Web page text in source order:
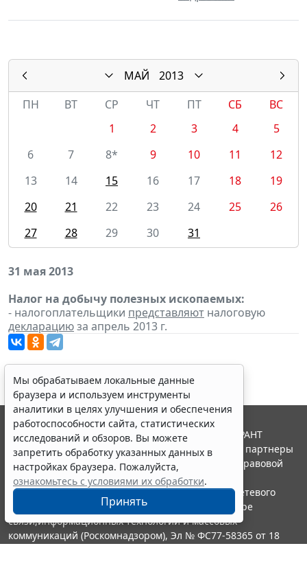
МАЙ
2013
ПН
ВТ СР ЧТ ПТ СБ
ВС
1
2 3 4
5
6
7 8* 9 10 11
12
13
14 15 16 17 18
19
20
21 22 23 24 25
26
27
28 29 30 31
31 мая 2013
Налог на добычу полезных ископаемых:
- налогоплательщики представляют налоговую
декларациюза апрель 2013 г.
Мы обрабатываем локальные данные
браузера и используем инструменты
аналитики в целях улучшения и обеспечения
работоспособности сайта, статистических
исследований и обзоров. Вы можете
запретить обработку указанных данных в
настройках браузера. Пожалуйста,
ознакомьтесь с условиями их обработки.
Принять
© ООО "НПП "ГАРАНТ-СЕРВИС", 2026. Система ГАРАНТ
выпускается с 1990 года. Компания "Гарант" и ее партнеры
являются участниками Российской ассоциации правовой
информации ГАРАНТ.
Портал ГАРАНТ.РУ зарегистрирован в качестве сетевого
издания Федеральной службой по надзору в сфере
связи,информационных технологий и массовых
коммуникаций (Роскомнадзором), Эл № ФС77-58365 от 18